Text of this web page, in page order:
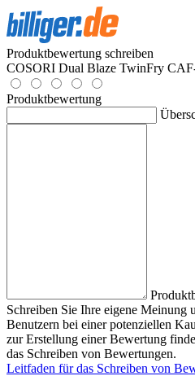
Produktbewertung schreiben
COSORI Dual Blaze TwinFry
Produktbewertung
Schreiben Sie Ihre eigene Meinung
Benutzern bei einer potenziellen
zur Erstellung einer Bewertung
das Schreiben von Bewertungen.
Leitfaden für das Schreiben von